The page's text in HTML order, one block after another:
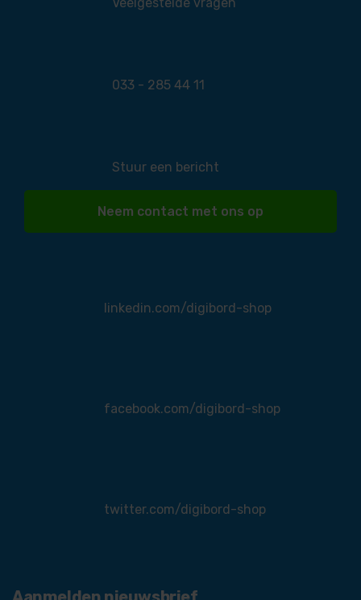
033 - 285 44 11
Stuur een bericht
Neem contact met ons op
linkedin.com/digibord-shop
facebook.com/digibord-shop
twitter.com/digibord-shop